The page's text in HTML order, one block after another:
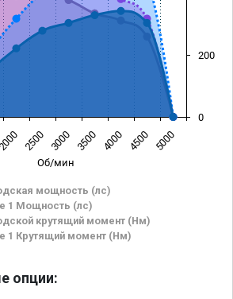
Об/мин
мощность (лс)
1 Мощность (лс)
крутящий момент (Нм)
1 Крутящий момент (Нм)
2000 2500 3000 3500 4000 4500 5000
0
200
опции: